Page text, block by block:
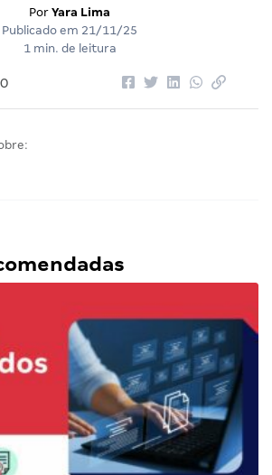
Por Yara Lima
Publicado em 21/11/25
1 min. de leitura
0